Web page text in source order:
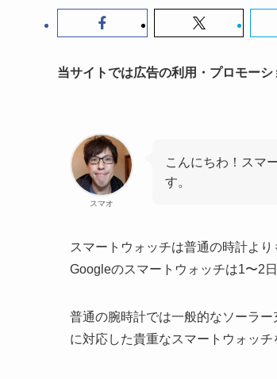
当サイトでは広告の利用・プロモー
スマオ
こんにちわ！スマ
す。
スマートウォッチは普通の時計よ
Googleのスマートウォッチは1〜2
普通の腕時計では一般的なソーラ
に対応した貴重なスマートウォッチ